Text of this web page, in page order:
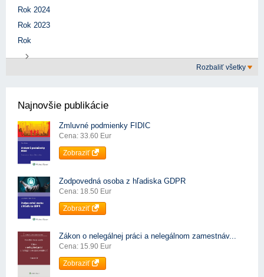
Rok 2024
Rok 2023
Rok
Rozbaliť všetky
Najnovšie publikácie
Zmluvné podmienky FIDIC
Cena: 33.60 Eur
Zobraziť
Zodpovedná osoba z hľadiska GDPR
Cena: 18.50 Eur
Zobraziť
Zákon o nelegálnej práci a nelegálnom zamestnáv...
Cena: 15.90 Eur
Zobraziť